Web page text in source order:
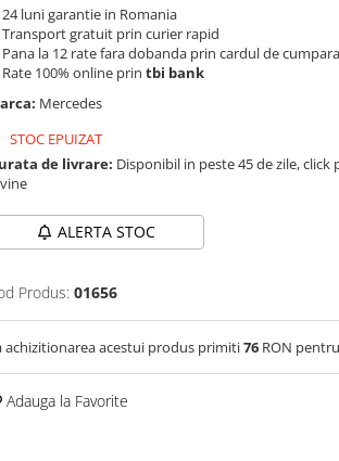
24 luni garantie in Romania
Transport gratuit prin curier rapid
Pana la 12 rate fara dobanda prin cardul de
Rate 100% online prin tbi bank
Mercedes
STOC EPUIZAT
de livrare: Disponibil in peste 45 de zile,
ALERTA STOC
Produs: 01656
achizitionarea acestui produs primiti76 RON
Adauga la Favorite